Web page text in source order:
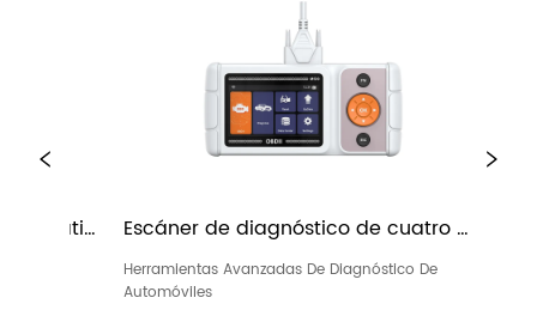
Escáner de diagnóstico de cuatro
sistemas M500
Herramientas Avanzadas De Diagnóstico De
Automóviles